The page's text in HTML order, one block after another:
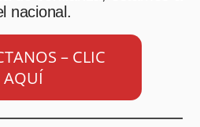
nacional.
– CLIC
AQUÍ